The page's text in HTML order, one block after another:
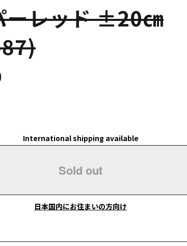
ーレッド ±20㎝
International shipping available
Sold out
日本国内にお住まいの方向け